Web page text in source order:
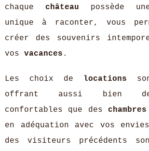
chaque château possède
unique à raconter, vous
créer des souvenirs
vos vacances .
Les choix de locations
offrant aussi bien
confortables que deschambres
en adéquation avec vos
des visiteurs précédents